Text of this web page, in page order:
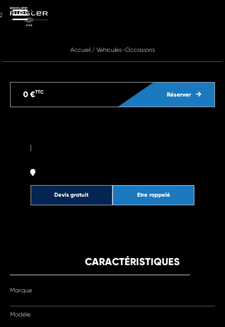
Accueil/ Vehicules-Occasions
Réserver
0 €TTC
|
Etre rappelé
Devis gratuit
CARACTÉRISTIQUES
Marque
Modèle